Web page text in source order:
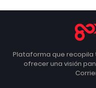
Plataforma que recopila
ofrecer una visión